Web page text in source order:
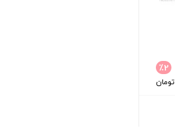
٪2
تومان